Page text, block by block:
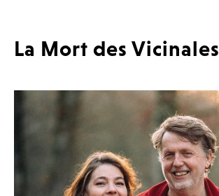
La Mort des Vicinales